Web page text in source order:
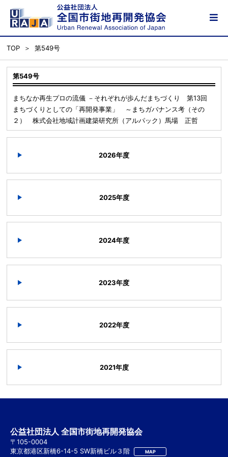
TOP 第549号
第549号
まちなか再生プロの流儀 －それぞれが歩んだまちづくり 第13回
まちづくりとしての「再開発事業」 ～まちガバナンス考（その
２） 株式会社地域計画建築研究所（アルパック）馬場 正哲
2026年度
2025年度
2024年度
2023年度
2022年度
2021年度
公益社団法人 全国市街地再開発協会
〒105-0004
東京都港区新橋6-14-5 SW新橋ビル３階
MAP